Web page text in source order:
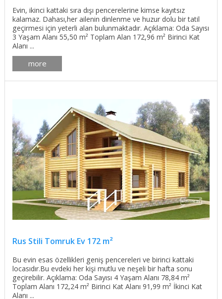
Evin, ikinci kattaki sıra dışı pencerelerine kimse kayıtsız
kalamaz. Dahası,her ailenin dinlenme ve huzur dolu bir tatil
geçirmesi için yeterli alan bulunmaktadır. Açıklama: Oda Sayısı
3 Yaşam Alanı 55,50 m² Toplam Alan 172,96 m² Birinci Kat
Alanı ...
more
Rus Stili Tomruk Ev 172 m²
Bu evin esas özellikleri geniş pencereleri ve birinci kattaki
locasıdır.Bu evdeki her kişi mutlu ve neşeli bir hafta sonu
geçirebilir. Açıklama: Oda Sayısı 4 Yaşam Alanı 78,84 m²
Toplam Alanı 172,24 m² Birinci Kat Alanı 91,99 m² İkinci Kat
Alanı ...